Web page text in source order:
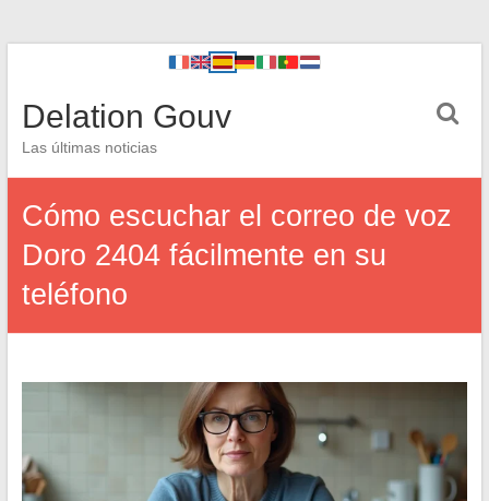
Delation Gouv
Las últimas noticias
Cómo escuchar el correo de voz
Doro 2404 fácilmente en su
teléfono